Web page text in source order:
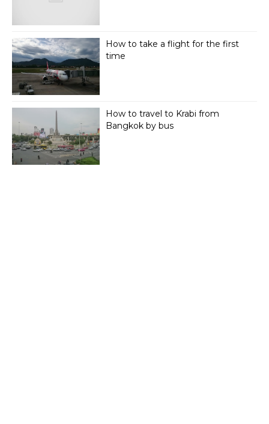
How to take a flight for the first
time
How to travel to Krabi from
Bangkok by bus